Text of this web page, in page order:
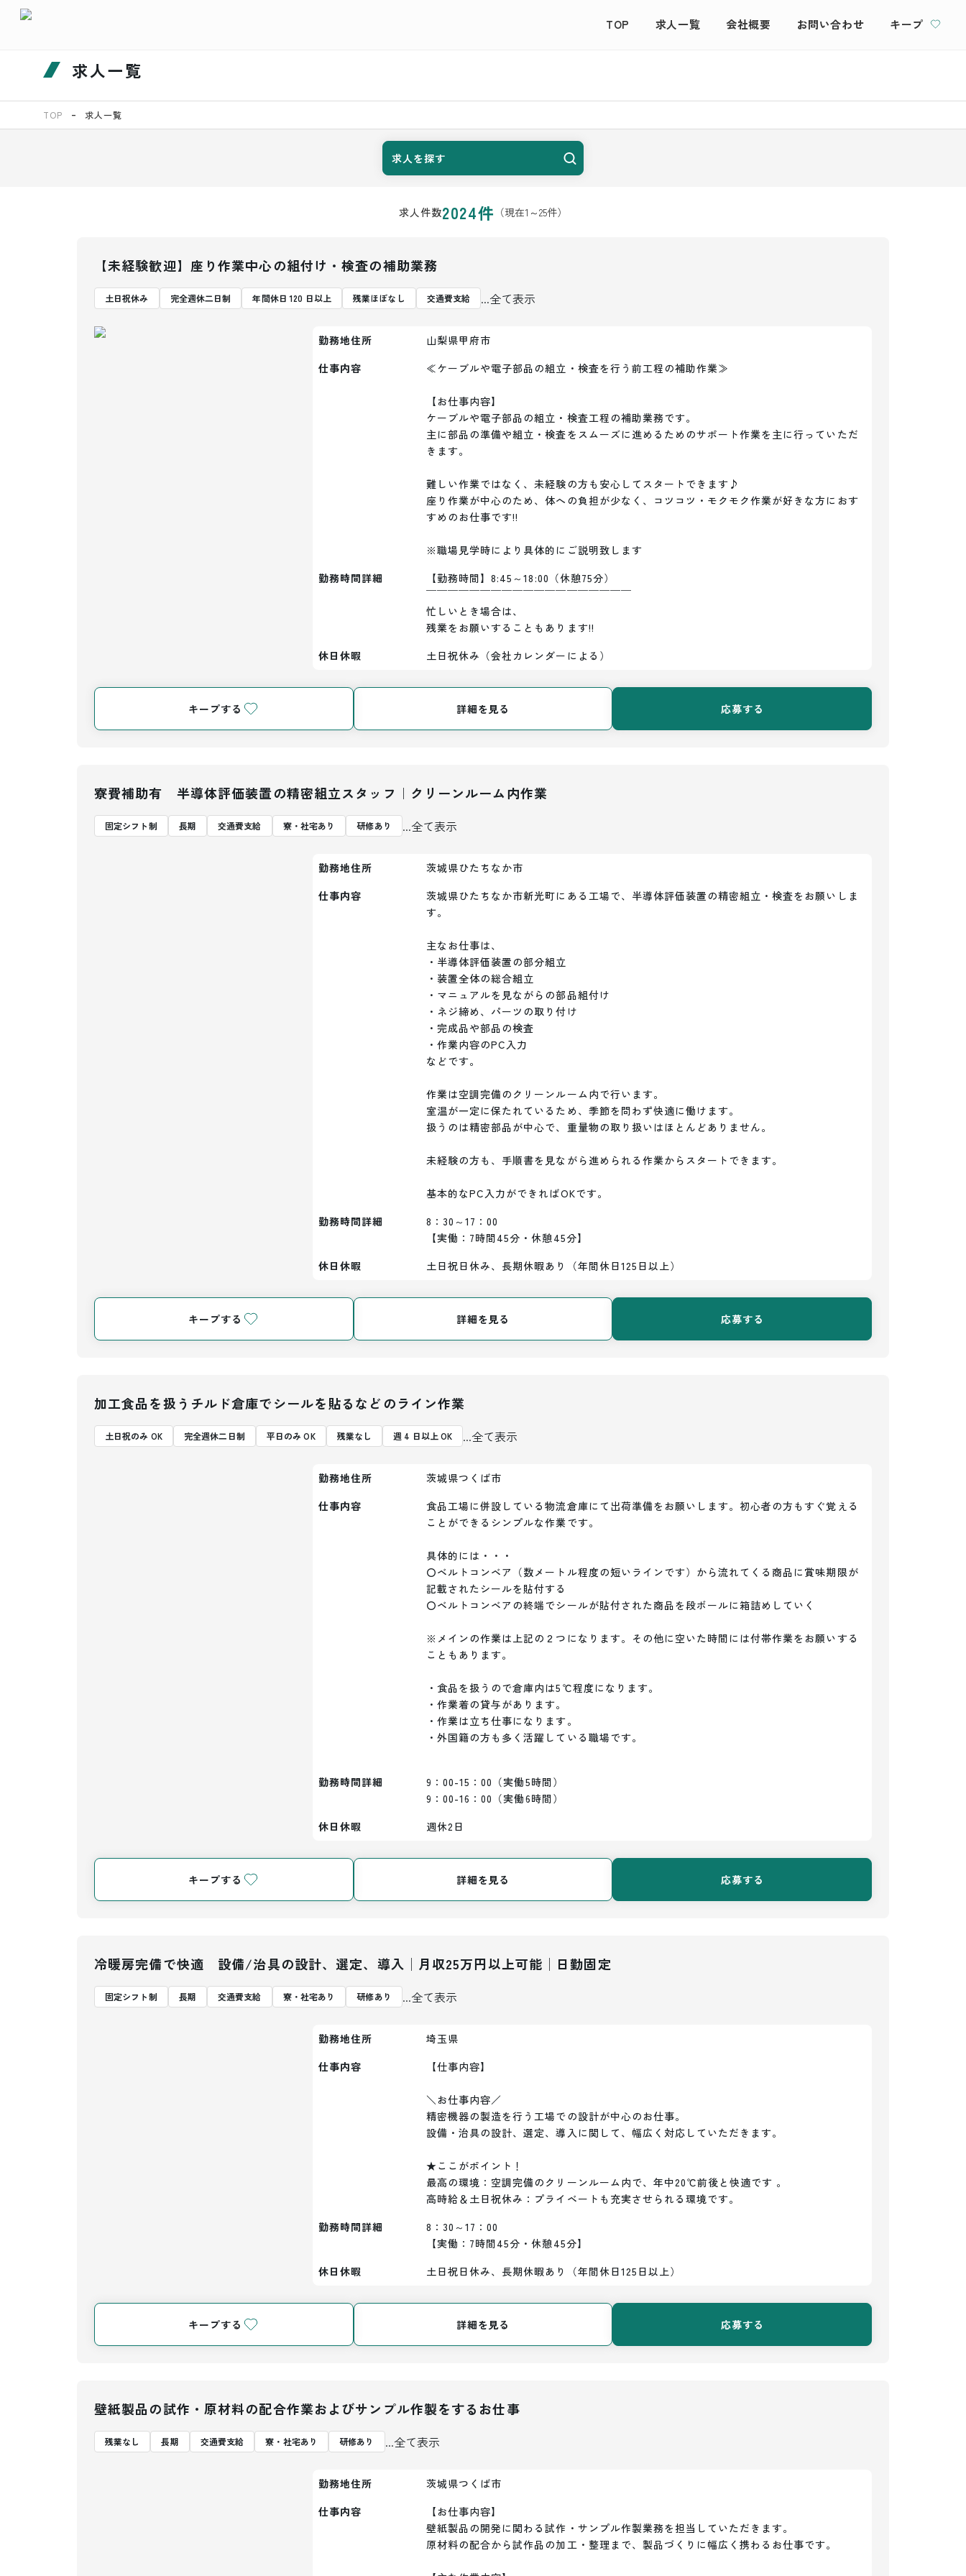
TOP 求人一覧 会社概要 お問い合わせ キープ
求人一覧
TOP 求人一覧
求人を探す
求人件数2024件 （現在1 ～25件）
【未経験歓迎】座り作業中心の組付け・検査の補助業務
土日祝休み 完全週休二日制 年間休日 120 日以上 残業ほぼなし 交通費支給 ...全て表示
勤務地住所
山梨県甲府市
仕事内容
≪ケーブルや電子部品の組立・検査を行う前工程の補助作業≫
【お仕事内容】
ケーブルや電子部品の組立・検査工程の補助業務です。
主に部品の準備や組立・検査をスムーズに進めるためのサポート作業を主に行っていただ
きます。
難しい作業ではなく、未経験の方も安心してスタートできます♪
座り作業が中心のため、体への負担が少なく、コツコツ・モクモク作業が好きな方におす
すめのお仕事です!!
※職場見学時により具体的にご説明致します
勤務時間詳細
【勤務時間】8:45～18:00（休憩75分）
￣￣￣￣￣￣￣￣￣￣￣￣￣￣￣￣￣￣￣
忙しいとき場合は、
残業をお願いすることもあります!!
休日休暇
土日祝休み（会社カレンダーによる）
キープする 詳細を見る 応募する
寮費補助有 半導体評価装置の精密組立スタッフ｜クリーンルーム内作業
固定シフト制 長期 交通費支給 寮・社宅あり 研修あり ...全て表示
勤務地住所
茨城県ひたちなか市
仕事内容
茨城県ひたちなか市新光町にある工場で、半導体評価装置の精密組立・検査をお願いしま
す。
主なお仕事は、
・半導体評価装置の部分組立
・装置全体の総合組立
・マニュアルを見ながらの部品組付け
・ネジ締め、パーツの取り付け
・完成品や部品の検査
・作業内容のPC入力
などです。
作業は空調完備のクリーンルーム内で行います。
室温が一定に保たれているため、季節を問わず快適に働けます。
扱うのは精密部品が中心で、重量物の取り扱いはほとんどありません。
未経験の方も、手順書を見ながら進められる作業からスタートできます。
勤務時間詳細
8：30～17：00
【実働：7時間45分・休憩45分】
休日休暇
土日祝日休み、長期休暇あり（年間休日125日以上）
キープする 詳細を見る 応募する
加工食品を扱うチルド倉庫でシールを貼るなどのライン作業
土日祝のみ OK 完全週休二日制 平日のみ OK 残業なし 週 4 日以上 OK ...全て表示
勤務地住所
茨城県つくば市
仕事内容
食品工場に併設している物流倉庫にて出荷準備をお願いします。初心者の方もすぐ覚える
ことができるシンプルな作業です。
具体的には・・・
〇ベルトコンベア（数メートル程度の短いラインです）から流れてくる商品に賞味期限が
記載されたシールを貼付する
〇ベルトコンベアの終端でシールが貼付された商品を段ボールに箱詰めしていく
※メインの作業は上記の２つになります。その他に空いた時間には付帯作業をお願いする
こともあります。
・食品を扱うので倉庫内は5℃程度になります。
・作業着の貸与があります。
・作業は立ち仕事になります。
・外国籍の方も多く活躍している職場です。
勤務時間詳細
9：00-15：00（実働5時間）
9：00-16：00（実働6時間）
休日休暇
週休2日
キープする 詳細を見る 応募する
冷暖房完備で快適 設備/治具の設計、選定、導入│月収25万円以上可能│日勤固定
固定シフト制 長期 交通費支給 寮・社宅あり 研修あり ...全て表示
勤務地住所
埼玉県
仕事内容
【仕事内容】
＼お仕事内容／
精密機器の製造を行う工場での設計が中心のお仕事。
設備・治具の設計、選定、導入に関して、幅広く対応していただきます。
★ここがポイント！
最高の環境：空調完備のクリーンルーム内で、年中20℃前後と快適です 。
高時給＆土日祝休み：プライベートも充実させられる環境です。
勤務時間詳細
8：30～17：00
【実働：7時間45分・休憩45分】
休日休暇
土日祝日休み、長期休暇あり（年間休日125日以上）
キープする 詳細を見る 応募する
壁紙製品の試作・原材料の配合作業およびサンプル作製をするお仕事
残業なし 長期 交通費支給 寮・社宅あり 研修あり ...全て表示
勤務地住所
茨城県つくば市
仕事内容
【お仕事内容】
壁紙製品の開発に関わる試作・サンプル作製業務を担当していただきます。
原材料の配合から試作品の加工・整理まで、製品づくりに幅広く携わるお仕事です。